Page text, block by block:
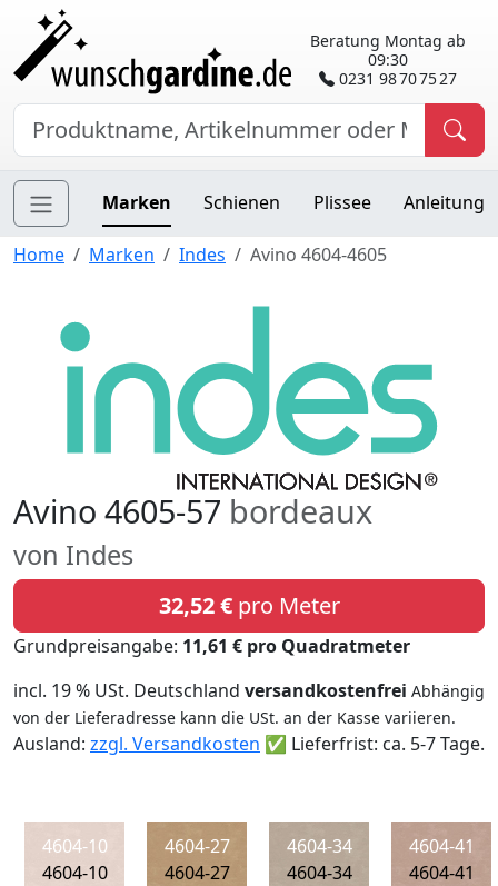
Beratung Montag ab
09:30
0231 98 70 75 27
Marken Schienen Plissee Anleitung
Home Marken Indes Avino 4604-4605
Avino 4605-57 bordeaux
von Indes
32,52 €pro Meter
Grundpreisangabe: 11,61 € pro Quadratmeter
incl. 19 % USt. Deutschland versandkostenfrei Abhängig
von der Lieferadresse kann die USt. an der Kasse variieren.
Ausland: zzgl. Versandkosten ✅ Lieferfrist: ca. 5-7 Tage.
4604-10
4604-10
4604-27
4604-27
4604-34
4604-34
4604-41
4604-41